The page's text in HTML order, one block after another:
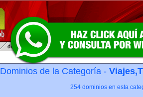
Dominios de la Categoría -
254 dominios en esta